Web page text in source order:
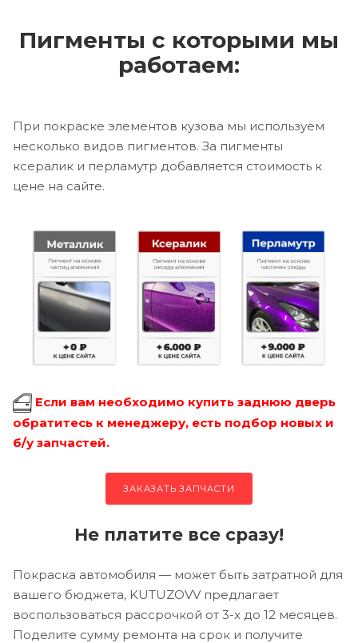
Пигменты с которыми мы
работаем:
При покраске элементов кузова мы используем
несколько видов пигментов. За пигменты
ксералик и перламутр добавляется стоимость к
цене на сайте.
Если вам необходимо купить заднюю дверь
обратитесь к менеджеру, есть подбор новых и
б/у запчастей.
ЗАКАЗАТЬ ЗАПЧАСТИ
Не платите все сразу!
Покраска автомобиля — может быть затратной для
вашего бюджета, KUTUZOVV предлагает
воспользоваться рассрочкой от 3-х до 12 месяцев.
Поделите сумму ремонта на срок и получите